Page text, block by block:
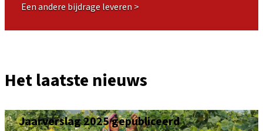
Een andere bijdrage leveren >
Het laatste nieuws
Jaarverslag 2025 gepubliceerd